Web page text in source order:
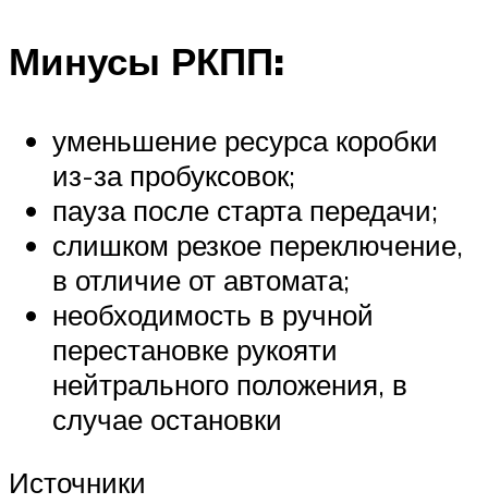
Минусы РКПП:
уменьшение ресурса коробки
из-за пробуксовок;
пауза после старта передачи;
слишком резкое переключение,
в отличие от автомата;
необходимость в ручной
перестановке рукояти
нейтрального положения, в
случае остановки
Источники